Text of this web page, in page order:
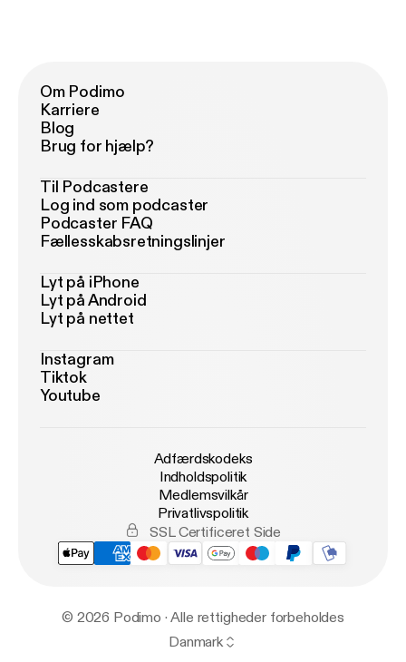
Om Podimo
Karriere
Blog
Brug for hjælp?
Til Podcastere
Log ind som podcaster
Podcaster FAQ
Fællesskabsretningslinjer
Lyt på iPhone
Lyt på Android
Lyt på nettet
Instagram
Tiktok
Youtube
Adfærdskodeks
Indholdspolitik
Medlemsvilkår
Privatlivspolitik
SSL Certificeret Side
© 2026 Podimo · Alle rettigheder forbeholdes
Danmark